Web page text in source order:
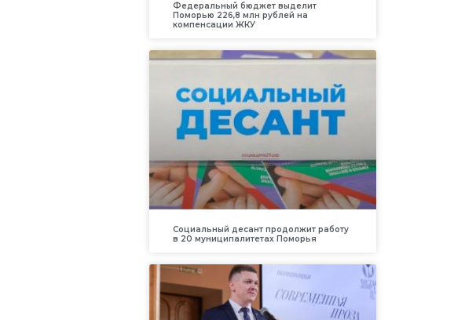
Федеральный бюджет выделит
Поморью 226,8 млн рублей на
компенсации ЖКУ
Социальный десант продолжит работу
в 20 муниципалитетах Поморья